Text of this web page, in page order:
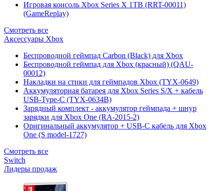
Игровая консоль Xbox Series X 1TB (RRT-00011)
(GameReplay)
Смотреть все
Аксессуары Xbox
Беспроводной геймпад Carbon (Black) для Xbox
Беспроводной геймпад для Xbox (красный) (QAU-
00012)
Накладки на стики для геймпадов Xbox (TYX-0649)
Аккумуляторная батарея для Xbox Series S/X + кабель
USB-Type-C (TYX-0634B)
Зарядный комплект - аккумулятор геймпада + шнур
зарядки для Xbox One (RA-2015-2)
Оригинальный аккумулятор + USB-C кабель для Xbox
One (S model-1727)
Смотреть все
Switch
Лидеры продаж